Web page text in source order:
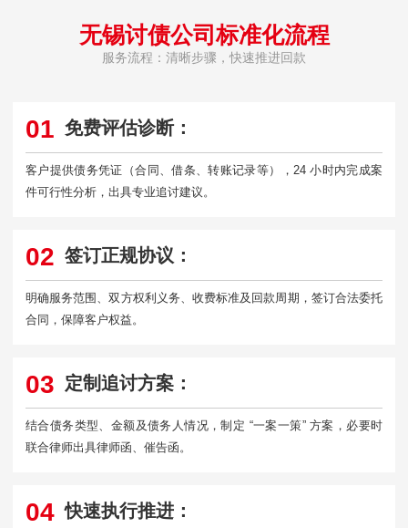
无锡讨债公司标准化流程
服务流程：清晰步骤，快速推进回款
01 免费评估诊断：
客户提供债务凭证（合同、借条、转账记录等），24 小时内完成案
件可行性分析，出具专业追讨建议。
02 签订正规协议：
明确服务范围、双方权利义务、收费标准及回款周期，签订合法委托
合同，保障客户权益。
03 定制追讨方案：
结合债务类型、金额及债务人情况，制定 “一案一策” 方案，必要时
联合律师出具律师函、催告函。
04 快速执行推进：